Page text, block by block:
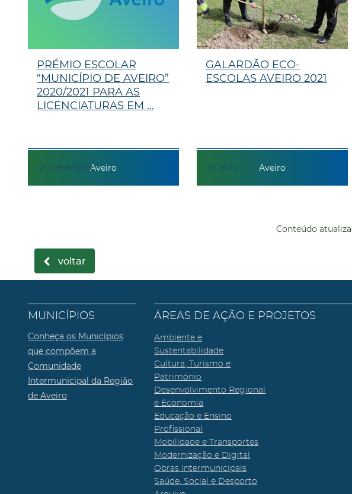
20 setembro
PRÉMIO ESCOLAR
“MUNICÍPIO DE AVEIRO”
2020/2021 PARA AS
LICENCIATURAS EM ...
Aveiro 01 abril
GALARDÃO ECO-
ESCOLAS AVEIRO 2021
Aveiro
Conteúdo
voltar
MUNICÍPIOS
Conheça os Municípios
que compõem a
Comunidade
Intermunicipal da Região
de Aveiro
ÁREAS DE AÇÃO E PROJETOS
Ambiente e
Sustentabilidade
Cultura, Turismo e
Património
Desenvolvimento Regional
e Economia
Educação e Ensino
Profissional
Mobilidade e Transportes
Modernização e Digital
Obras Intermunicipais
Saúde, Social e Desporto